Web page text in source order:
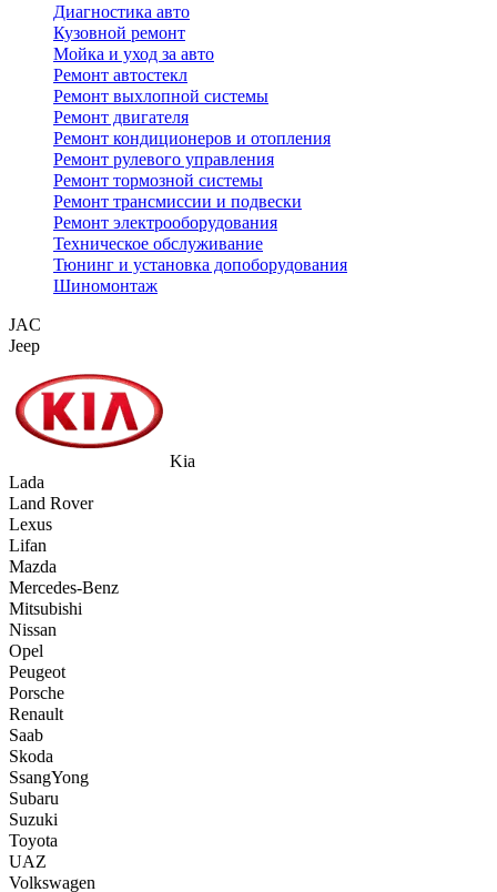
Диагностика авто
Кузовной ремонт
Мойка и уход за авто
Ремонт автостекл
Ремонт выхлопной системы
Ремонт двигателя
Ремонт кондиционеров и отопления
Ремонт рулевого управления
Ремонт тормозной системы
Ремонт трансмиссии и подвески
Ремонт электрооборудования
Техническое обслуживание
Тюнинг и установка допоборудования
Шиномонтаж
JAC
Jeep
Kia
Lada
Land Rover
Lexus
Lifan
Mazda
Mercedes-Benz
Mitsubishi
Nissan
Opel
Peugeot
Porsche
Renault
Saab
Skoda
SsangYong
Subaru
Suzuki
Toyota
UAZ
Volkswagen